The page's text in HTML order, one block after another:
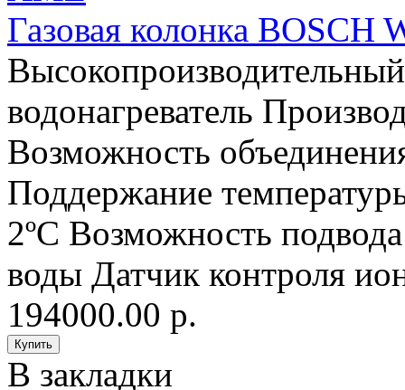
Газовая колонка BOSCH
водонагреватель
Возможность
Поддержание
2ºС Возможность
воды Датчик контроля
194000.00 р.
В закладки